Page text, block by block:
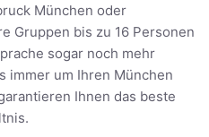
München oder
Gruppen bis zu 16 Personen
sogar noch mehr
immer um Ihren München
Ihnen das beste